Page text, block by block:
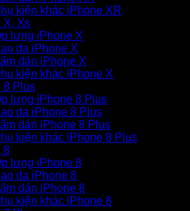
kiện khác iPhone XR
X, Xs
lưng iPhone X
da iPhone X
dán iPhone X
kiện khác iPhone X
8 Plus
lưng iPhone 8 Plus
da iPhone 8 Plus
dán iPhone 8 Plus
kiện khác iPhone 8 Plus
8
lưng iPhone 8
da iPhone 8
dán iPhone 8
kiện khác iPhone 8